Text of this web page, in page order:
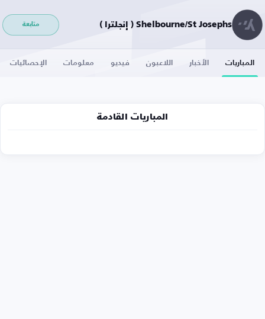
Shelbourne/St Josephs ( إنجلترا ) متابعة
المباريات الأخبار اللاعبون فيديو معلومات الإحصائيات
المباريات القادمة